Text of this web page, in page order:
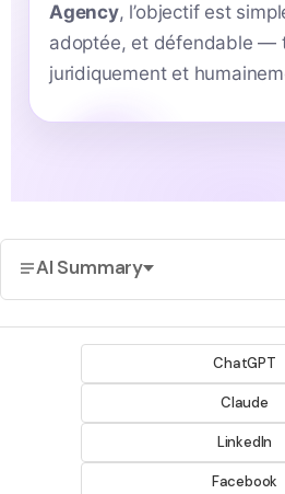
Agency, l’objectif est
adoptée, et défendable —
juridiquement et
AI Summary
ChatGPT
Claude
LinkedIn
Facebook